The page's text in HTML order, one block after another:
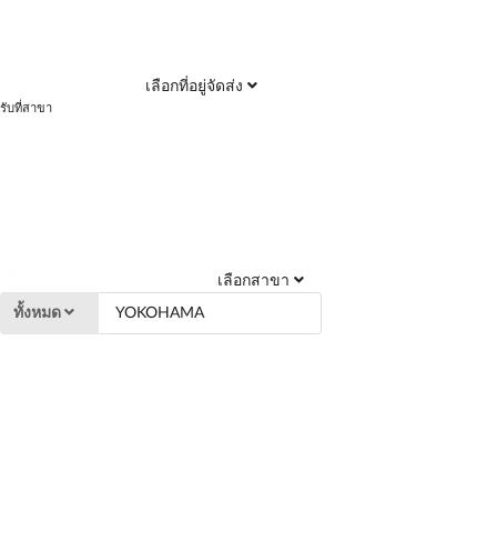
เลือกที่อยู่จัดส่ง
รับที่สาขา
เลือกสาขา
ทั้งหมด